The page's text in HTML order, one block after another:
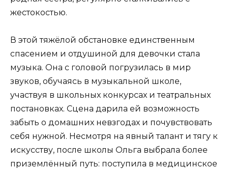
жестокостью.
В этой тяжёлой обстановке единственным
спасением и отдушиной для девочки стала
музыка. Она с головой погрузилась в мир
звуков, обучаясь в музыкальной школе,
участвуя в школьных конкурсах и театральных
постановках. Сцена дарила ей возможность
забыть о домашних невзгодах и почувствовать
себя нужной. Несмотря на явный талант и тягу к
искусству, после школы Ольга выбрала более
приземлённый путь: поступила в медицинское